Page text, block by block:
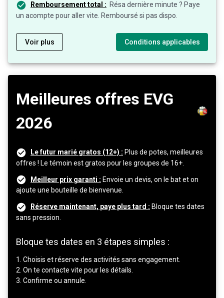
Remboursement total : Résa dernière minute ? Paye
un acompte pour aller vite. Remboursé si pas dispo.
Voir plus Conditions applicables
Meilleures offres EVG
2026
Le futur marié gratos (12+) : Plus de potes, meilleures
offres ! Le témoin est gratos pour les groupes de 16+.
Meilleur prix garanti : Envoie un devis, on le bat et on
ajoute une bouteille de bienvenue.
Réserve maintenant, paye plus tard : Bloque tes dates
sans pression.
Bloque tes dates en 3 étapes simples :
1. Choisis et réserve des activités sans engagement.
2. On te contacte vite pour les détails.
3. Confirme ou annule.